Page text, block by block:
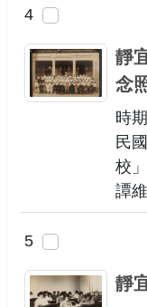
4
靜
念
時
民
校
譚
字
校
5
靜